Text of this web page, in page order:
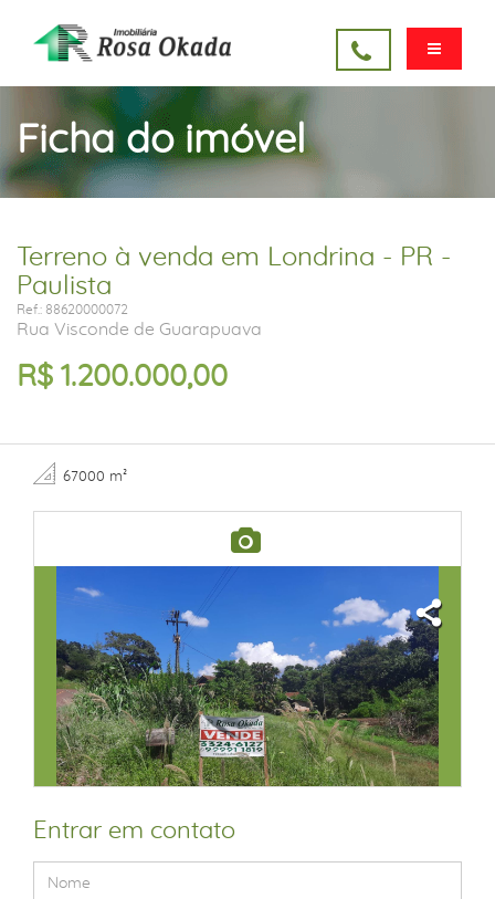
Ficha do imóvel
Terreno à venda em Londrina - PR -
Paulista
Ref.: 88620000072
Rua Visconde de Guarapuava
R$ 1.200.000,00
67000 m²
Entrar em contato